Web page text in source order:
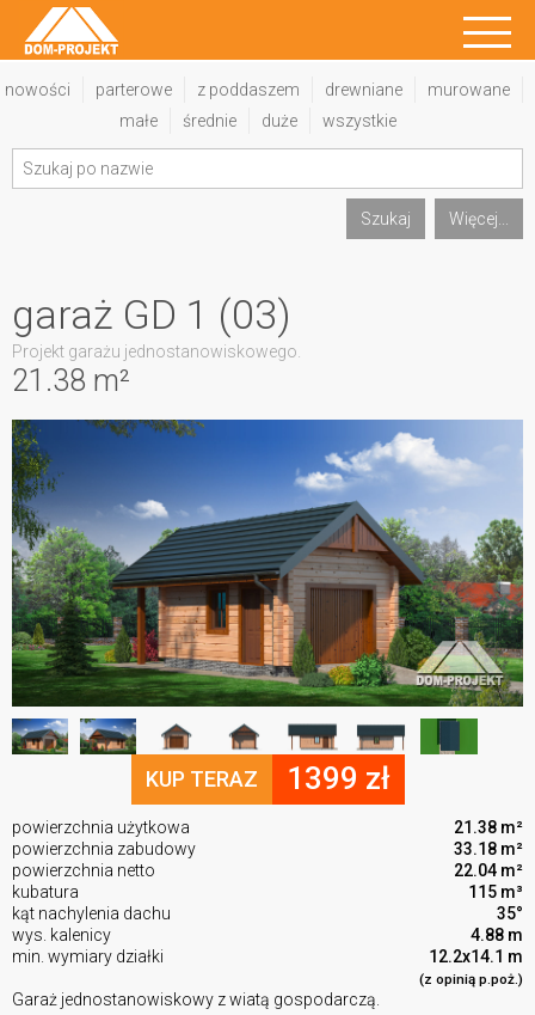
nowości parterowe z poddaszem drewniane
murowane
małe
średnie duże wszystkie
Szukaj Więcej...
21.38 m²
garaż GD 1 (03)
Projekt garażu jednostanowiskowego.
KUP TERAZ 1399 zł
powierzchnia użytkowa
21.38 m²
powierzchnia zabudowy
33.18 m²
powierzchnia netto
22.04 m²
kubatura
115 m³
kąt nachylenia dachu
35°
wys. kalenicy
4.88 m
min. wymiary działki
12.2x14.1 m
(z opinią p.poż.)
Garaż jednostanowiskowy z wiatą gospodarczą.